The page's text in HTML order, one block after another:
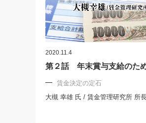
2020.11.4
第２話 年末賞与支給のた
賃金決定の定石
大槻 幸雄 氏 / 賃金管理研究所 所